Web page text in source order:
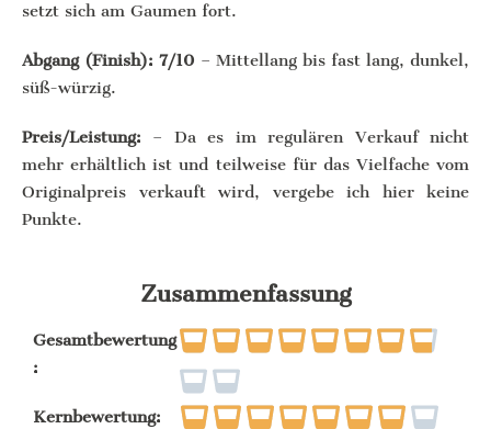
setzt sich am Gaumen fort.
Abgang (Finish): 7/10 – Mittellang bis fast lang, dunkel,
süß-würzig.
Preis/Leistung: – Da es im regulären Verkauf nicht
mehr erhältlich ist und teilweise für das Vielfache vom
Originalpreis verkauft wird, vergebe ich hier keine
Punkte.
Zusammenfassung
Gesamtbewertung
:
Kernbewertung: